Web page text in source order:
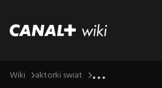
Wiki aktorki swiat ...